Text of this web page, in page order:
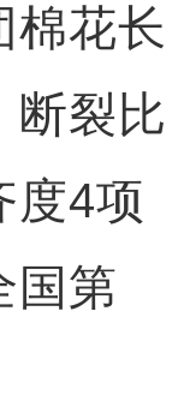
棉花长
断裂比
度4项
国第